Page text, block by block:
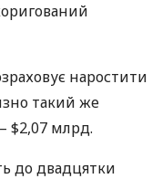
наростити
такий же
$2,07 млрд.
до двадцятки